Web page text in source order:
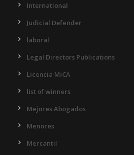
International
Judicial Defender
laboral
Legal Directors Publications
Licencia MiCA
list of winners
Mejores Abogados
Menores
Mercantil